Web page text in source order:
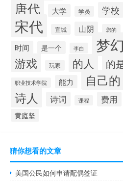
唐代 大学 学员 学校
宋代 宣城 山阴 您的
时间 是一个 李白 梦
游戏 玩家 的人 的
职业技术学院 能力 自己的
诗人 诗词 课程 费用
黄庭坚
猜你想看的文章
美国公民如何申请配偶签证